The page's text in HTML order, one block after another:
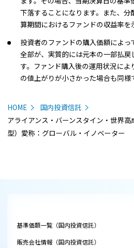
下落することになります。また、
算期間におけるファンドの収益率を
投資者のファンドの購入価額によ
全部が、実質的には元本の一部払
す。ファンド購入後の運用状況に
の値上がりが小さかった場合も同様
HOME
国内投資信託
アライアンス・バーンスタイン・世界
型）愛称：グローバル・イノベーター
基準価額一覧（国内投資信託）
販売会社情報（国内投資信託）